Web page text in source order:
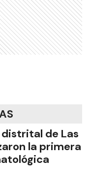
de Las
la primera